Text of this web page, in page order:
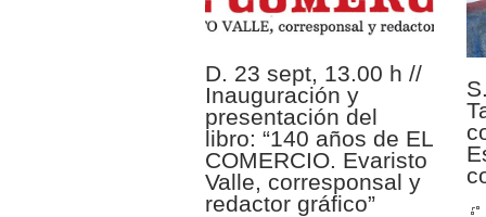
D. 23 sept, 13.00 h //
Inauguración y
presentación del
libro: “140 años de EL
COMERCIO. Evaristo
Valle, corresponsal y
redactor gráfico”